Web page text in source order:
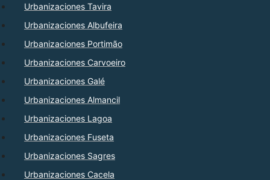
Urbanizaciones Tavira
Urbanizaciones Albufeira
Urbanizaciones Portimão
Urbanizaciones Carvoeiro
Urbanizaciones Galé
Urbanizaciones Almancil
Urbanizaciones Lagoa
Urbanizaciones Fuseta
Urbanizaciones Sagres
Urbanizaciones Cacela